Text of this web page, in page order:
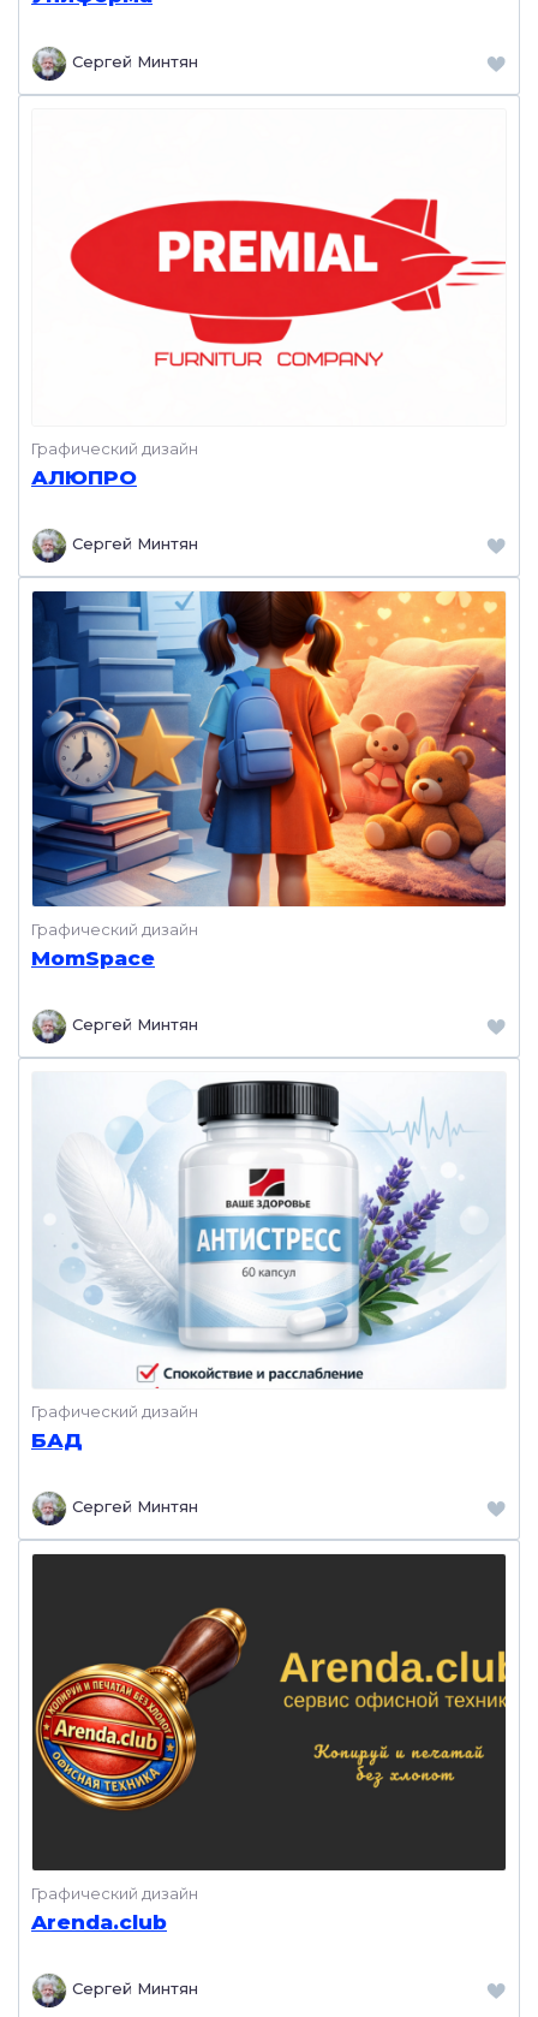
Сергей Минтян
Графический дизайн
АЛЮПРО
Сергей Минтян
Графический дизайн
MomSpace
Сергей Минтян
Графический дизайн
БАД
Сергей Минтян
Графический дизайн
Arenda.club
Сергей Минтян